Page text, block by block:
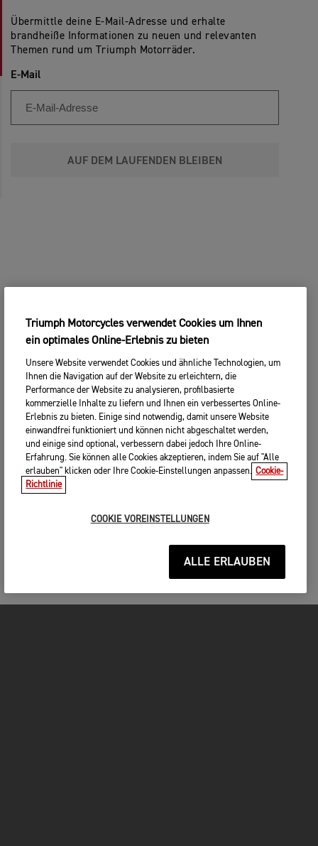
Übermittle deine E-Mail-Adresse und erhalte
brandheiße Informationen zu neuen und relevanten
Themen rund um Triumph Motorräder.
E-Mail
AUF DEM LAUFENDEN BLEIBEN
Triumph Motorcycles verwendet Cookies um Ihnen
ein optimales Online-Erlebnis zu bieten
Unsere Website verwendet Cookies und ähnliche Technologien, um
Ihnen die Navigation auf der Website zu erleichtern, die
Performance der Website zu analysieren, profilbasierte
kommerzielle Inhalte zu liefern und Ihnen ein verbessertes Online-
Erlebnis zu bieten. Einige sind notwendig, damit unsere Website
einwandfrei funktioniert und können nicht abgeschaltet werden,
und einige sind optional, verbessern dabei jedoch Ihre Online-
Erfahrung. Sie können alle Cookies akzeptieren, indem Sie auf "Alle
erlauben" klicken oder Ihre Cookie-Einstellungen anpassen. Cookie-
Richtlinie
COOKIE VOREINSTELLUNGEN
ALLE ERLAUBEN